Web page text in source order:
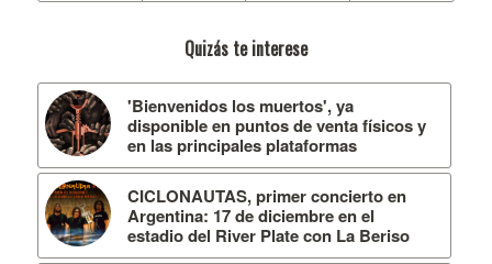
Quizás te interese
'Bienvenidos los muertos', ya
disponible en puntos de venta físicos y
en las principales plataformas
CICLONAUTAS, primer concierto en
Argentina: 17 de diciembre en el
estadio del River Plate con La Beriso